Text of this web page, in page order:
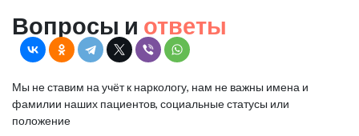
Вопросы и ответы
Мы не ставим на учёт к наркологу, нам не важны имена и
фамилии наших пациентов, социальные статусы или
положение